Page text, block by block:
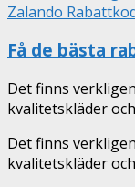
Zalando
Få de bästa
Det finns
kvalitetskläder och
Det finns
kvalitetskläder